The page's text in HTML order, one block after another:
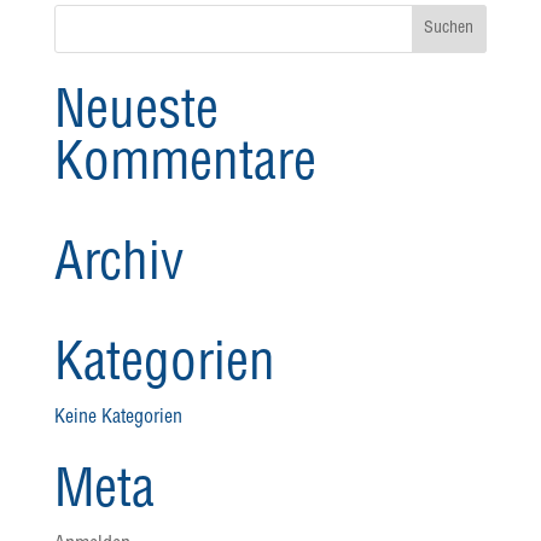
Neueste
Kommentare
Archiv
Kategorien
Keine Kategorien
Meta